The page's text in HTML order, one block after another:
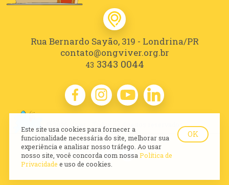
Rua Bernardo Sayão, 319 - Londrina/PR
contato@ongviver.org.br
43 3343 0044
© 2026 Viver - Todos os direitos reservados
Este site usa cookies para fornecer a
funcionalidade necessária do site, melhorar sua
experiência e analisar nosso tráfego. Ao usar
nosso site, você concorda com nossa Política de
Privacidade e uso de cookies.
OK